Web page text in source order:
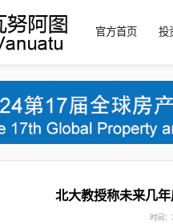
官方首页 投
北大教授称未来几
时间